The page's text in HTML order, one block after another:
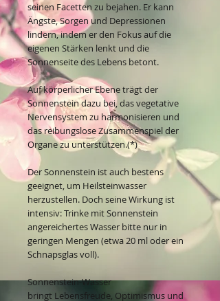
seinen Facetten zu bejahen. Er kann
Ängste, Sorgen und Depressionen
lindern, indem er den Fokus auf die
eigenen Stärken lenkt und die
Sonnenseite des Lebens betont.
Auf körperlicher Ebene trägt der
Sonnenstein dazu bei, das vegetative
Nervensystem zu harmonisieren und
das reibungslose Zusammenspiel der
Organe zu unterstützen.(*)
Der Sonnenstein ist auch bestens
geeignet, um Heilsteinwasser
herzustellen. Doch seine Wirkung ist
intensiv: Trinke mit Sonnenstein
angereichertes Wasser bitte nur in
geringen Mengen (etwa 20 ml oder ein
Schnapsglas voll).
Sonnenstein-Wasser
bringt Lebensfreude, Optimismus und